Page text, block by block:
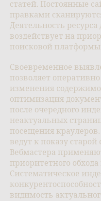
статей. Постоянные
правками
Деятельность
воздействует на
поисковой
Своевременное
позволяет
изменения
оптимизация
после очередного
неактуальных
посещения
ведут к показу
Вебмастера
приоритетного
Систематическое
видимость